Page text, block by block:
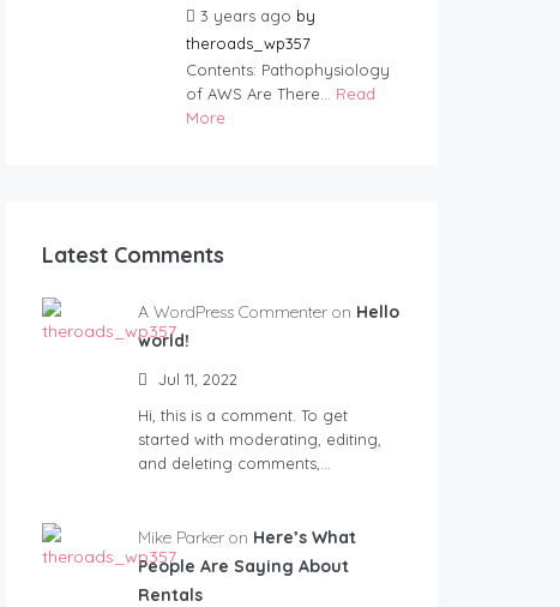
3 years ago by
theroads_wp357
Contents: Pathophysiology
of AWS Are There... Read
More
Latest Comments
A WordPress Commenter on Hello
world!
Jul 11, 2022
Hi, this is a comment. To get
started with moderating, editing,
and deleting comments,…
Mike Parker on Here’s What
People Are Saying About
Rentals